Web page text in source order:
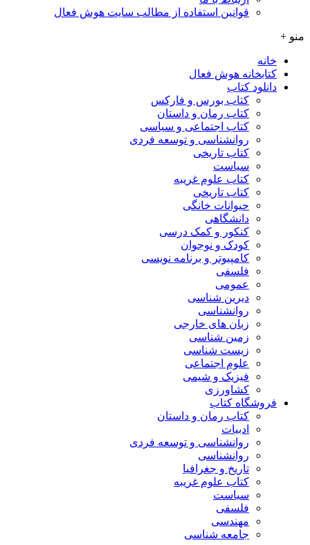
قوانین استفاده از مطالب سایت هوش فعال
منو +
خانه
کتابخانه هوش فعال
دانلود کتاب
کتاب بورس و فارکس
کتاب رمان و داستان
کتاب اجتماعی و سیاسی
روانشناسی و توسعه فردی
کتاب تاریخی
سیاست
کتاب علوم غریبه
کتاب تاریخی
حیوانات خانگی
دانشگاهی
کنکور و کمک‌ درسی
کودک و نوجوان
کامپیوتر و برنامه نویسی
فلسفی
عمومی
دیرین شناسی
روانشناسی
زبان های خارجی
زمین شناسی
زیست شناسی
علوم اجتماعی
فیزیک و شیمی
کشاورزی
فروشگاه کتاب
کتاب رمان و داستان
ادبیات
روانشناسی و توسعه فردی
روانشناسی
تاریخ و جغرافیا
کتاب علوم غریبه
سیاست
فلسفی
مهندسی
جامعه شناسی